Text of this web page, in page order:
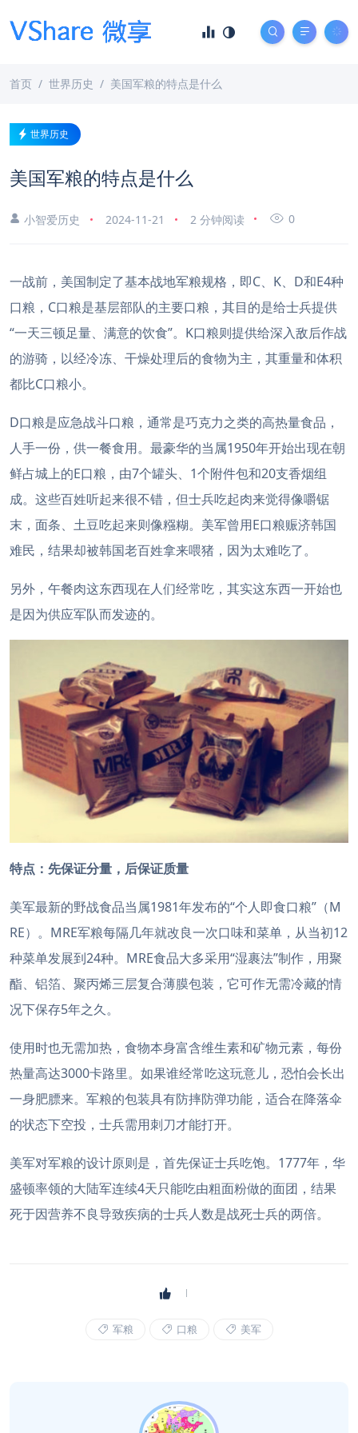
首页 世界历史 美国军粮的特点是什么
世界历史
美国军粮的特点是什么
小智爱历史 2024-11-21 2 分钟阅读 0
一战前，美国制定了基本战地军粮规格，即C、K、D和E4种
口粮，C口粮是基层部队的主要口粮，其目的是给士兵提供
“一天三顿足量、满意的饮食”。K口粮则提供给深入敌后作战
的游骑，以经冷冻、干燥处理后的食物为主，其重量和体积
都比C口粮小。
D口粮是应急战斗口粮，通常是巧克力之类的高热量食品，
人手一份，供一餐食用。最豪华的当属1950年开始出现在朝
鲜占城上的E口粮，由7个罐头、1个附件包和20支香烟组
成。这些百姓听起来很不错，但士兵吃起肉来觉得像嚼锯
末，面条、土豆吃起来则像糨糊。美军曾用E口粮赈济韩国
难民，结果却被韩国老百姓拿来喂猪，因为太难吃了。
另外，午餐肉这东西现在人们经常吃，其实这东西一开始也
是因为供应军队而发迹的。
特点：先保证分量，后保证质量
美军最新的野战食品当属1981年发布的“个人即食口粮”（M
RE）。MRE军粮每隔几年就改良一次口味和菜单，从当初12
种菜单发展到24种。MRE食品大多采用“湿裹法”制作，用聚
酯、铝箔、聚丙烯三层复合薄膜包装，它可作无需冷藏的情
况下保存5年之久。
使用时也无需加热，食物本身富含维生素和矿物元素，每份
热量高达3000卡路里。如果谁经常吃这玩意儿，恐怕会长出
一身肥膘来。军粮的包装具有防摔防弹功能，适合在降落伞
的状态下空投，士兵需用刺刀才能打开。
美军对军粮的设计原则是，首先保证士兵吃饱。1777年，华
盛顿率领的大陆军连续4天只能吃由粗面粉做的面团，结果
死于因营养不良导致疾病的士兵人数是战死士兵的两倍。
军粮 口粮 美军